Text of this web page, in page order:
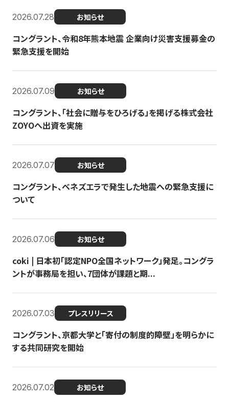
2026.07.28 お知らせ
コングラント、令和8年熊本地震 企業向け災害支援募金の
緊急支援を開始
2026.07.09 お知らせ
コングラント、「社会に贈与をひろげる」を掲げる株式会社
ZOYOへ出資を実施
2026.07.07 お知らせ
コングラント、ベネズエラで発生した地震への緊急支援に
ついて
2026.07.06 お知らせ
coki | 日本初「認定NPO全国ネットワーク」発足。コングラ
ントが事務局を担い、7団体が課題と期...
2026.07.03 プレスリリース
コングラント、京都大学と「寄付の制度的障壁」を明らかに
する共同研究を開始
2026.07.02 お知らせ